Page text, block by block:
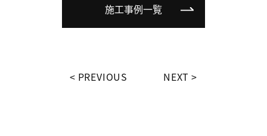
施工事例一覧
PREVIOUS NEXT